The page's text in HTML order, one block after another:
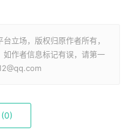
立场，版权归原作者所有，
作者信息标记有误，请第一
(0)